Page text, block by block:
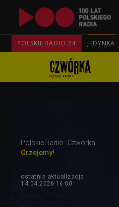
POLSKIE RADIO 24 JEDYNKA
Polskie Radio
Czwórka
Grzejemy!
ostatnia aktualizacja:
14.04.2026 16:00